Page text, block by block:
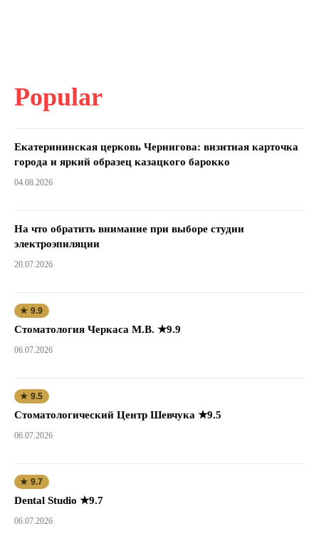
Popular
Екатерининская церковь Чернигова: визитная карточка
города и яркий образец казацкого барокко
04.08.2026
На что обратить внимание при выборе студии
электроэпиляции
20.07.2026
★ 9.9
Стоматология Черкаса М.В. ★9.9
06.07.2026
★ 9.5
Стоматологический Центр Шевчука ★9.5
06.07.2026
★ 9.7
Dental Studio ★9.7
06.07.2026